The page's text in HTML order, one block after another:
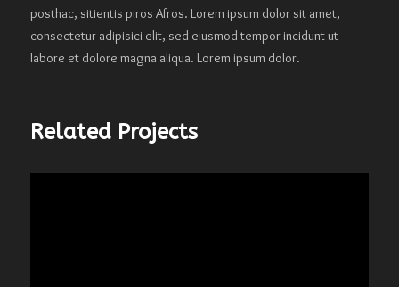
posthac, sitientis piros Afros. Lorem ipsum dolor sit amet,
consectetur adipisici elit, sed eiusmod tempor incidunt ut
labore et dolore magna aliqua. Lorem ipsum dolor.
Related Projects